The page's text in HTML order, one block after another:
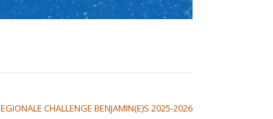
CHALLENGE BENJAMIN(E)S 2025-2026